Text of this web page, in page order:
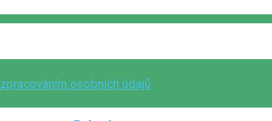
zpracováním osobních údajů